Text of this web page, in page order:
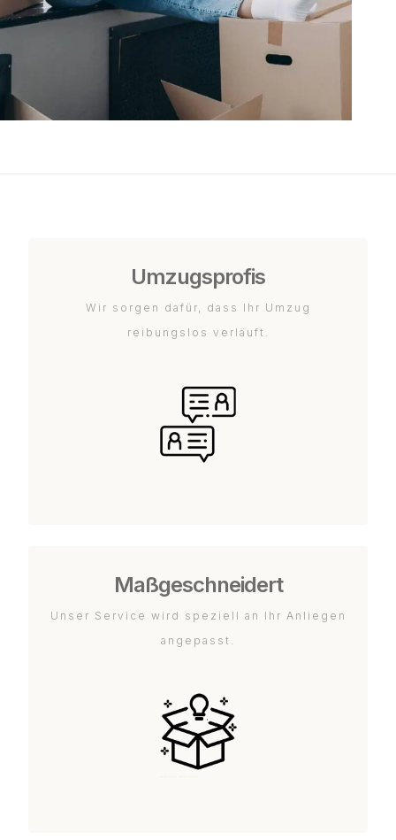
Umzugsprofis
Wir sorgen dafür, dass Ihr Umzug
reibungslos verläuft.
Maßgeschneidert
Unser Service wird speziell an Ihr Anliegen
angepasst.